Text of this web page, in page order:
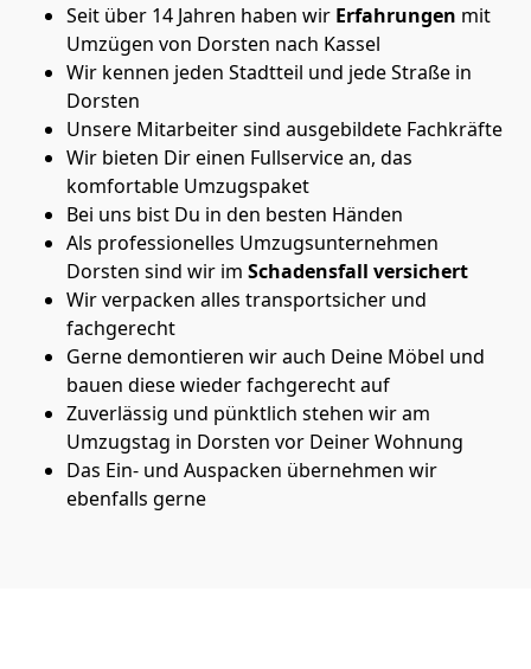
Seit über 14 Jahren haben wir Erfahrungen mit
Umzügen von Dorsten nach Kassel
Wir kennen jeden Stadtteil und jede Straße in
Dorsten
Unsere Mitarbeiter sind ausgebildete Fachkräfte
Wir bieten Dir einen Fullservice an, das
komfortable Umzugspaket
Bei uns bist Du in den besten Händen
Als professionelles Umzugsunternehmen
Dorsten sind wir im Schadensfall versichert
Wir verpacken alles transportsicher und
fachgerecht
Gerne demontieren wir auch Deine Möbel und
bauen diese wieder fachgerecht auf
Zuverlässig und pünktlich stehen wir am
Umzugstag in Dorsten vor Deiner Wohnung
Das Ein- und Auspacken übernehmen wir
ebenfalls gerne